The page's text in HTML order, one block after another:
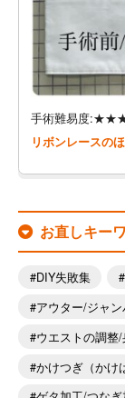
手術難易度
リボンレースの
お直しキー
DIY失敗集
アウター/ジャン
ウエストの調整
かけつぎ（かけ